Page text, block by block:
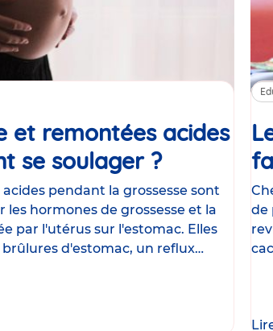
et remontées acides
se soulager ?Article
pendant la grossesse sont
les hormones de grossesse et la
par l'utérus sur l'estomac. Elles
d'estomac, un reflux
de